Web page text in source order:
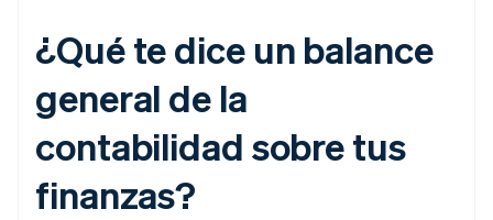
¿Qué te dice un balance
general de la
contabilidad sobre tus
finanzas?